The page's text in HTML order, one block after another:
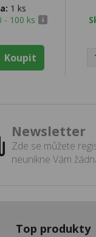
1 ks
- 100 ks
Newsletter
Zde se můžete
neunikne Vám
Top produkty